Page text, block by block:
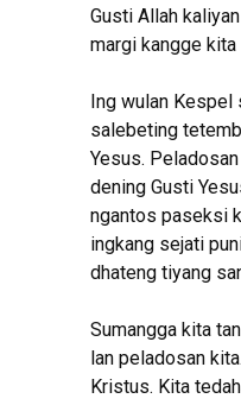
Gusti Allah
margi kangge
Ing wulan Kespel
salebeting
Yesus.
dening Gusti
ngantos paseksi
ingkang sejati
dhateng tiyang
Sumangga kita
lan peladosan
Kristus. Kita